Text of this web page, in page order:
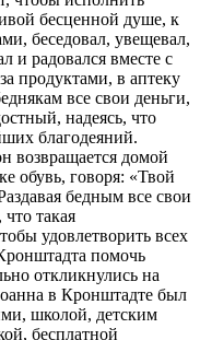
бесценной душе, к
беседовал, увещевал,
и радовался вместе с
продуктами, в аптеку
все свои деньги,
надеясь, что
благодеяний.
возвращается домой
обувь, говоря: «Твой
бедным все свои
такая
удовлетворить всех
помочь
откликнулись на
в Кронштадте был
школой, детским
бесплатной